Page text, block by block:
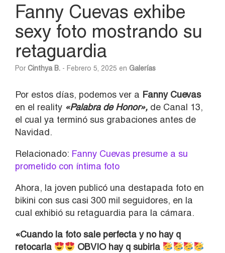
Fanny Cuevas exhibe
sexy foto mostrando su
retaguardia
PorCinthya B. - Febrero 5, 2025 en Galerías
Por estos días, podemos ver a Fanny Cuevas
en el reality «Palabra de Honor», de Canal 13,
el cual ya terminó sus grabaciones antes de
Navidad.
Relacionado: Fanny Cuevas presume a su
prometido con íntima foto
Ahora, la joven publicó una destapada foto en
bikini con sus casi 300 mil seguidores, en la
cual exhibió su retaguardia para la cámara.
«Cuando la foto sale perfecta y no hay q
retocarla
OBVIO hay q subirla